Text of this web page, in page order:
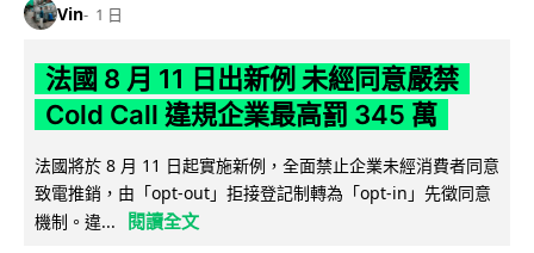
Vin 1 日
法國 8 月 11 日出新例 未經同意嚴禁
Cold Call 違規企業最高罰 345 萬
法國將於 8 月 11 日起實施新例，全面禁止企業未經消費者同意
致電推銷，由「opt-out」拒接登記制轉為「opt-in」先徵同意
機制。違...
閱讀全文